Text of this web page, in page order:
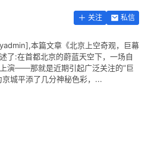
关注
私信
本篇文章《北京上空奇观，巨幕
了:在首都北京的蔚蓝天空下，一场自
演——那就是近期引起广泛关注的“巨
城平添了几分神秘色彩，...